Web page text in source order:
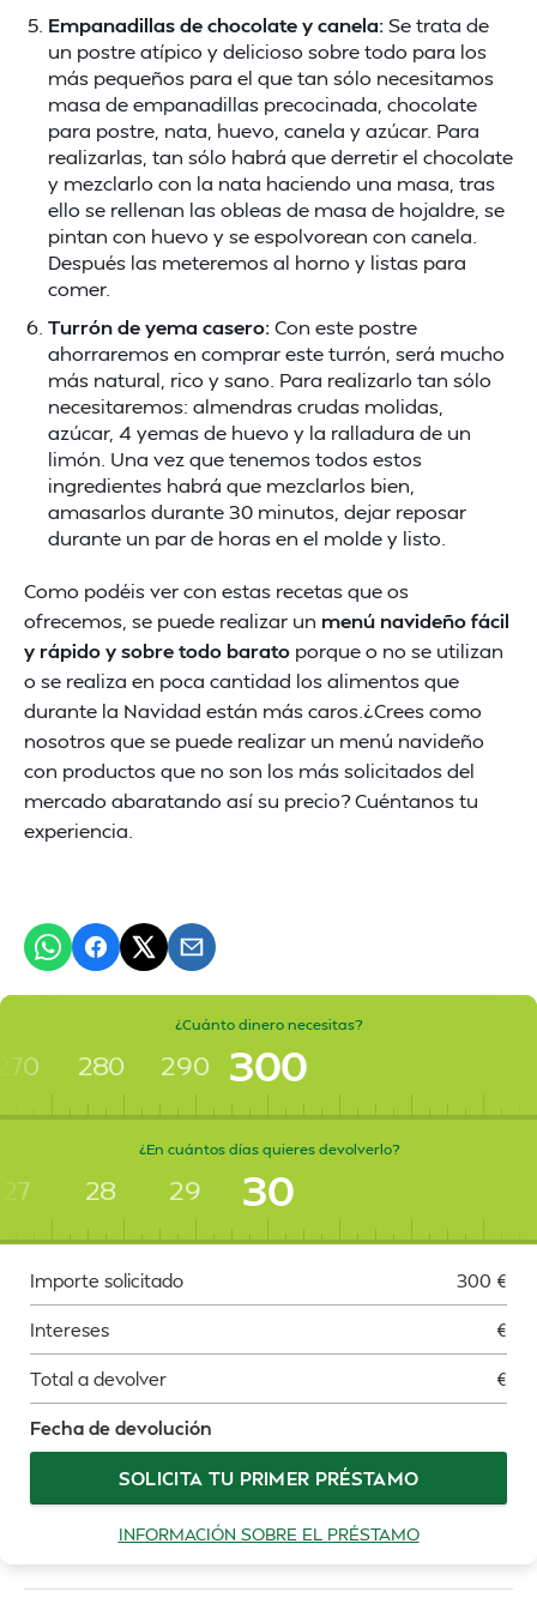
Empanadillas de chocolate y canela:Se trata de
un postre atípico y delicioso sobre todo para los
más pequeños para el que tan sólo necesitamos
masa de empanadillas precocinada, chocolate
para postre, nata, huevo, canela y azúcar. Para
realizarlas, tan sólo habrá que derretir el chocolate
y mezclarlo con la nata haciendo una masa, tras
ello se rellenan las obleas de masa de hojaldre, se
pintan con huevo y se espolvorean con canela.
Después las meteremos al horno y listas para
comer.
Turrón de yema casero:Con este postre
ahorraremos en comprar este turrón, será mucho
más natural, rico y sano. Para realizarlo tan sólo
necesitaremos: almendras crudas molidas,
azúcar, 4 yemas de huevo y la ralladura de un
limón. Una vez que tenemos todos estos
ingredientes habrá que mezclarlos bien,
amasarlos durante 30 minutos, dejar reposar
durante un par de horas en el molde y listo.
Como podéis ver con estas recetas que os
ofrecemos, se puede realizar un menú navideño fácil
y rápido y sobre todo barato porque o no se utilizan
o se realiza en poca cantidad los alimentos que
durante la Navidad están más caros.¿Crees como
nosotros que se puede realizar un menú navideño
con productos que no son los más solicitados del
mercado abaratando así su precio? Cuéntanos tu
experiencia.
¿Cuánto dinero necesitas?
280 290 300
¿En cuántos días quieres devolverlo?
27 28 29 30
Importe solicitado 300 €
Intereses €
Total a devolver €
Fecha de devolución
SOLICITA TU PRIMER PRÉSTAMO
INFORMACIÓN SOBRE EL PRÉSTAMO